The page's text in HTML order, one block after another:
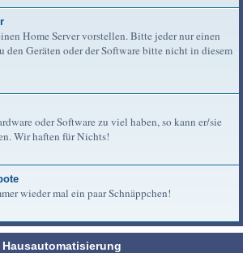
Home Server vorstellen. Bitte jeder nur einen
den Geräten oder der Software bitte nicht in diesem
oder Software zu viel haben, so kann er/sie
Wir haften für Nichts!
wieder mal ein paar Schnäppchen!
Hausautomatisierung